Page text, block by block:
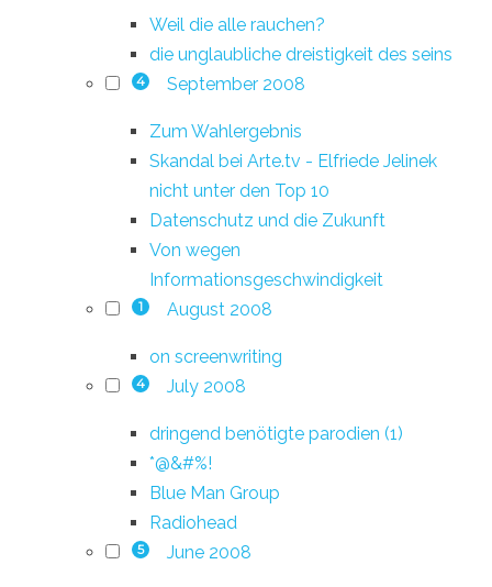
Weil die alle rauchen?
die unglaubliche dreistigkeit des seins
4 September 2008
Zum Wahlergebnis
Skandal bei Arte.tv - Elfriede Jelinek
nicht unter den Top 10
Datenschutz und die Zukunft
Von wegen
Informationsgeschwindigkeit
1 August 2008
on screenwriting
4 July 2008
dringend benötigte parodien (1)
*@&#%!
Blue Man Group
Radiohead
5 June 2008